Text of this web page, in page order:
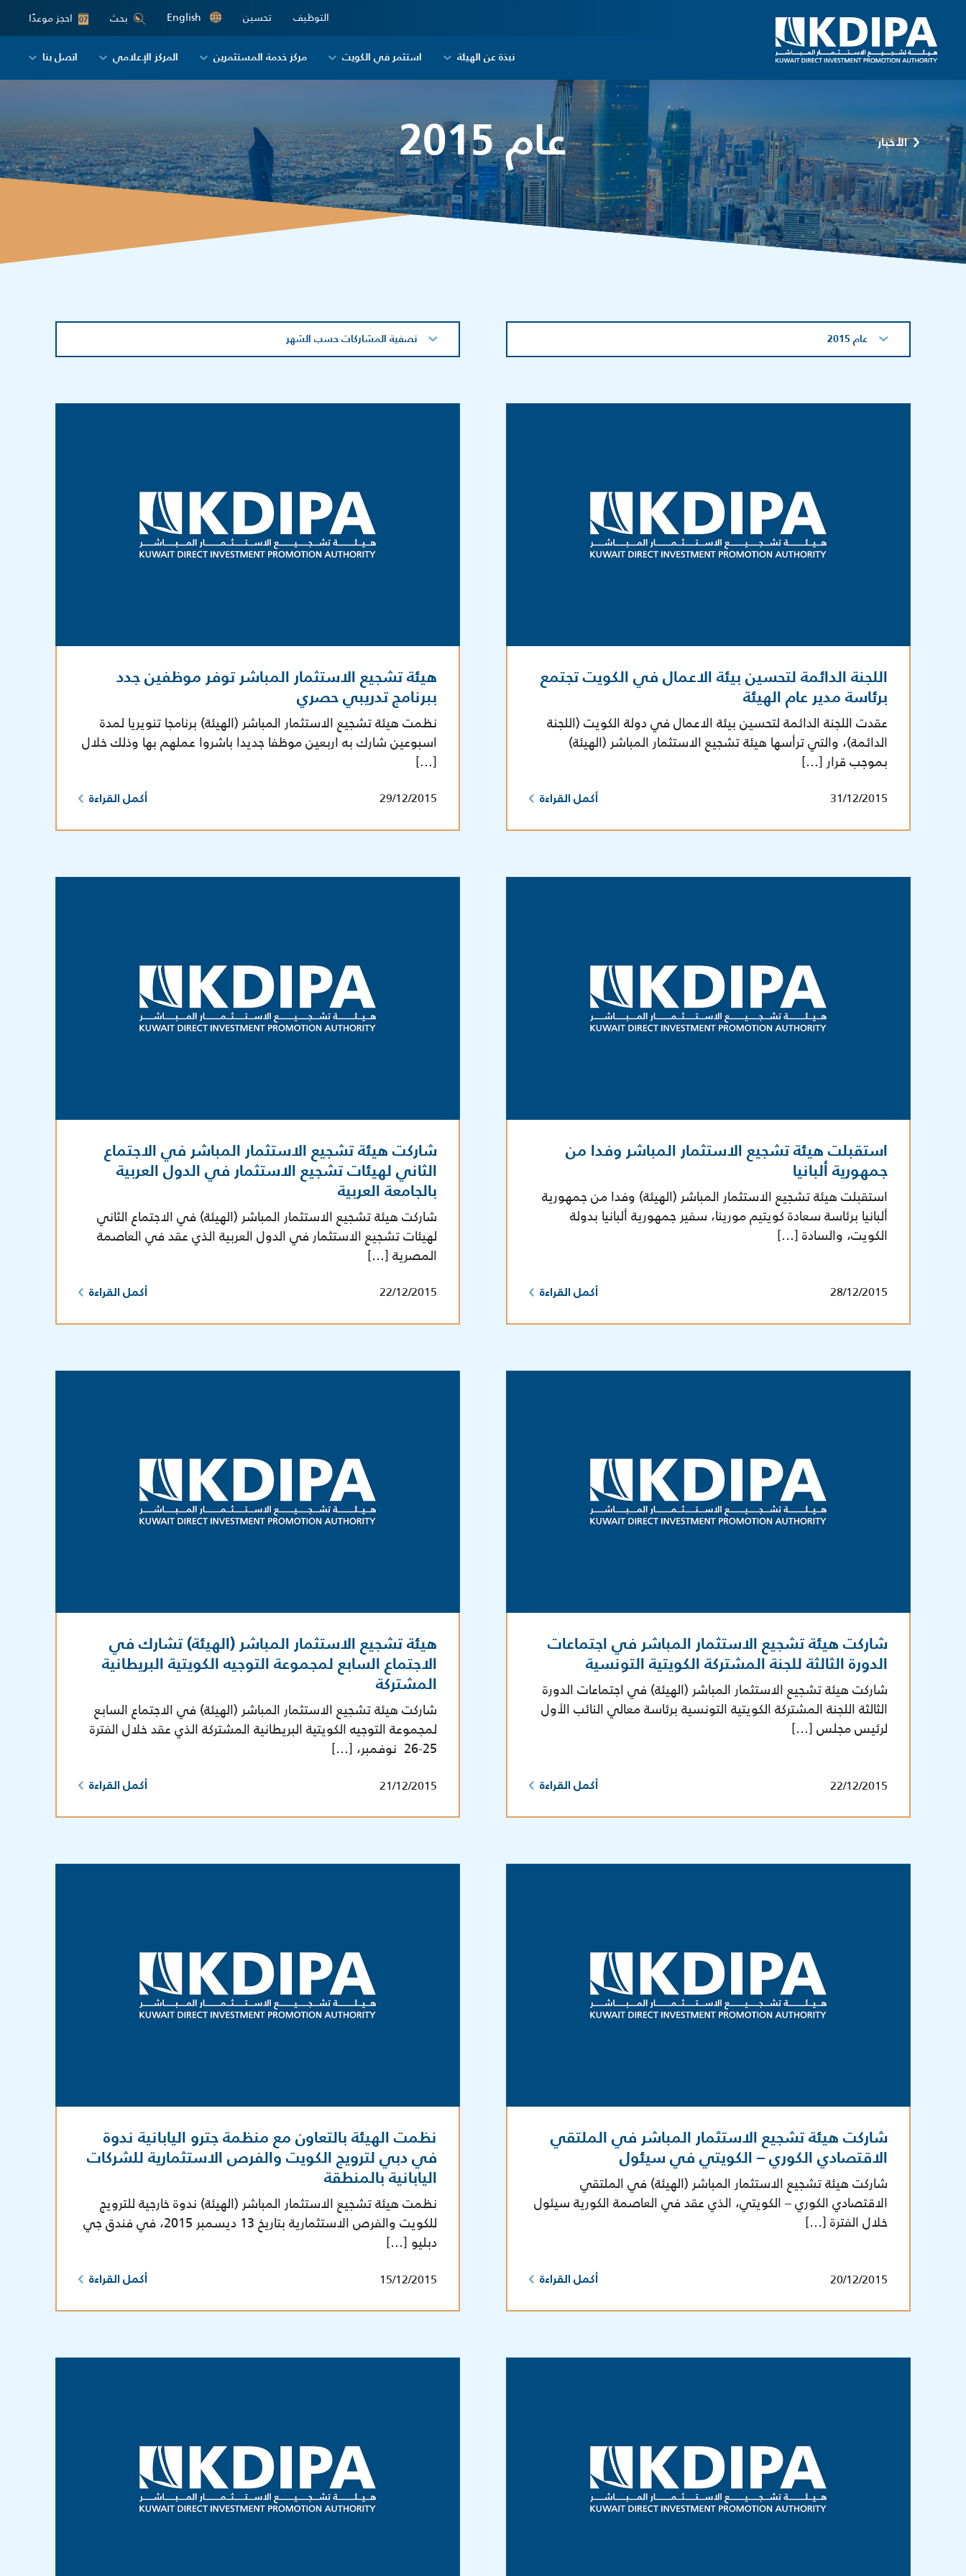
التوظيف تحسين English بحث 07 احجز موعدًا
نبذة عن الهيئة استثمر في الكويت مركز خدمة المستثمرين المركز الإعلامي اتصل بنا
عام 2015 الأخبار
عام 2015 تصفية المشاركات حسب الشهر
اللجنة الدائمة لتحسين بيئة الاعمال في الكويت تجتمع
برئاسة مدير عام الهيئة
عقدت اللجنة الدائمة لتحسين بيئة الاعمال في دولة الكويت (اللجنة
الدائمة)، والتي ترأسها هيئة تشجيع الاستثمار المباشر (الهيئة)
بموجب قرار […]
31/12/2015 أكمل القراءة
هيئة تشجيع الاستثمار المباشر توفر موظفين جدد
ببرنامج تدريبي حصري
نظمت هيئة تشجيع الاستثمار المباشر (الهيئة) برنامجا تنويريا لمدة
اسبوعين شارك به اربعين موظفا جديدا باشروا عملهم بها وذلك خلال
[…]
29/12/2015 أكمل القراءة
استقبلت هيئة تشجيع الاستثمار المباشر وفدا من
جمهورية ألبانيا
استقبلت هيئة تشجيع الاستثمار المباشر (الهيئة) وفدا من جمهورية
ألبانيا برئاسة سعادة كويتيم مورينا، سفير جمهورية ألبانيا بدولة
الكويت، والسادة […]
28/12/2015 أكمل القراءة
شاركت هيئة تشجيع الاستثمار المباشر في الاجتماع
الثاني لهيئات تشجيع الاستثمار في الدول العربية
بالجامعة العربية
شاركت هيئة تشجيع الاستثمار المباشر (الهيئة) في الاجتماع الثاني
لهيئات تشجيع الاستثمار في الدول العربية الذي عقد في العاصمة
المصرية […]
22/12/2015 أكمل القراءة
شاركت هيئة تشجيع الاستثمار المباشر في اجتماعات
الدورة الثالثة للجنة المشتركة الكويتية التونسية
شاركت هيئة تشجيع الاستثمار المباشر (الهيئة) في اجتماعات الدورة
الثالثة اللجنة المشتركة الكويتية التونسية برئاسة معالي النائب الأول
لرئيس مجلس […]
22/12/2015 أكمل القراءة
هيئة تشجيع الاستثمار المباشر (الهيئة) تشارك في
الاجتماع السابع لمجموعة التوجيه الكويتية البريطانية
المشتركة
شاركت هيئة تشجيع الاستثمار المباشر (الهيئة) في الاجتماع السابع
لمجموعة التوجيه الكويتية البريطانية المشتركة الذي عقد خلال الفترة
25-26 نوفمبر، […]
21/12/2015 أكمل القراءة
شاركت هيئة تشجيع الاستثمار المباشر في الملتقي
الاقتصادي الكوري – الكويتي في سيئول
شاركت هيئة تشجيع الاستثمار المباشر (الهيئة) في الملتقي
الاقتصادي الكوري – الكويتي، الذي عقد في العاصمة الكورية سيئول
خلال الفترة […]
20/12/2015 أكمل القراءة
نظمت الهيئة بالتعاون مع منظمة جترو اليابانية ندوة
في دبي لترويج الكويت والفرص الاستثمارية للشركات
اليابانية بالمنطقة
نظمت هيئة تشجيع الاستثمار المباشر (الهيئة) ندوة خارجية للترويج
للكويت والفرص الاستثمارية بتاريخ 13 ديسمبر 2015، في فندق جي
دبليو […]
15/12/2015 أكمل القراءة